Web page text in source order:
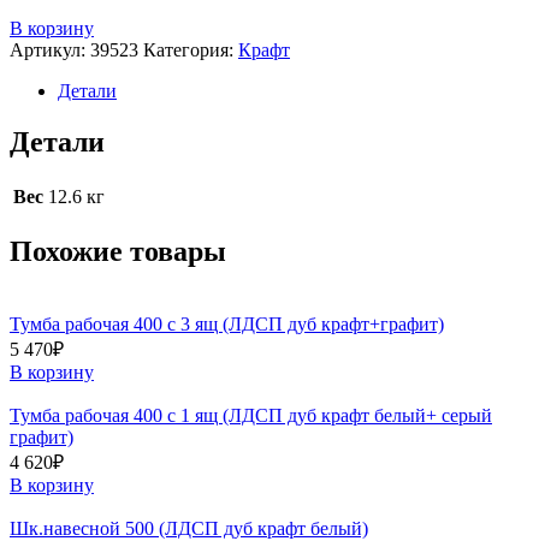
В корзину
Артикул: 39523 Категория: Крафт
Детали
Детали
Вес 12.6 кг
Похожие товары
Тумба рабочая 400 с 3 ящ (ЛДСП дуб крафт+графит)
5 470₽
В корзину
Тумба рабочая 400 с 1 ящ (ЛДСП дуб крафт белый+ серый
графит)
4 620₽
В корзину
Шк.навесной 500 (ЛДСП дуб крафт белый)